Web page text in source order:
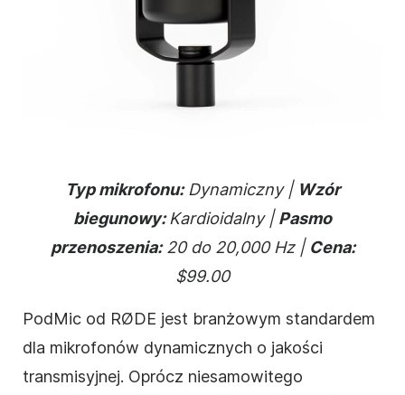
Typ mikrofonu:Dynamiczny | Wzór
biegunowy:Kardioidalny | Pasmo
przenoszenia:20 do 20,000 Hz | Cena:
$99.00
PodMic od RØDE jest branżowym standardem
dla mikrofonów dynamicznych o jakości
transmisyjnej. Oprócz niesamowitego